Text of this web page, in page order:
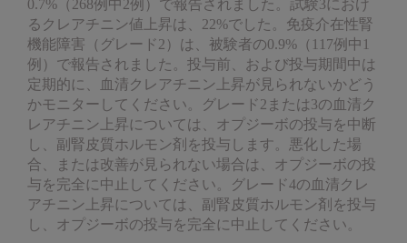
0.7%（268例中2例）で報告されました。試験3におけ
るクレアチニン値上昇は、22%でした。免疫介在性腎
機能障害（グレード2）は、被験者の0.9%（117例中1
例）で報告されました。投与前、および投与期間中は
定期的に、血清クレアチニン上昇が見られないかどう
かモニターしてください。グレード2または3の血清ク
レアチニン上昇については、オプジーボの投与を中断
し、副腎皮質ホルモン剤を投与します。悪化した場
合、または改善が見られない場合は、オプジーボの投
与を完全に中止してください。グレード4の血清クレ
アチニン上昇については、副腎皮質ホルモン剤を投与
し、オプジーボの投与を完全に中止してください。